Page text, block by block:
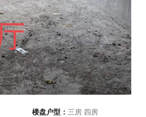
楼盘户型： 三房 四房